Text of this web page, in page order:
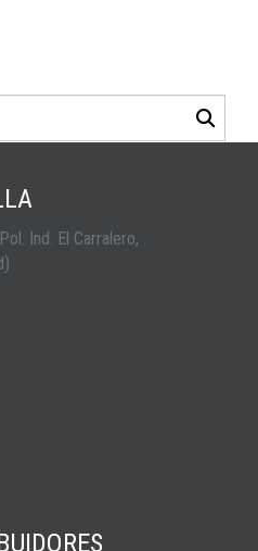
Ind. El Carralero,